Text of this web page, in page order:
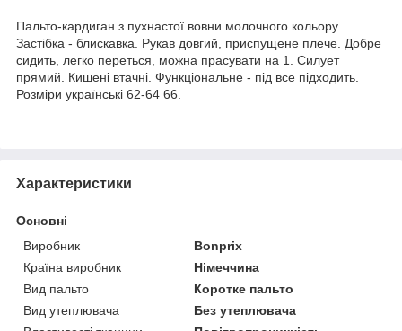
Пальто-кардиган з пухнастої вовни молочного кольору.
Застібка - блискавка. Рукав довгий, приспущене плече. Добре
сидить, легко переться, можна прасувати на 1. Силует
прямий. Кишені втачні. Функціональне - під все підходить.
Розміри українські 62-64 66.
Характеристики
Основні
Виробник
Bonprix
Країна виробник
Німеччина
Вид пальто
Коротке пальто
Вид утеплювача
Без утеплювача